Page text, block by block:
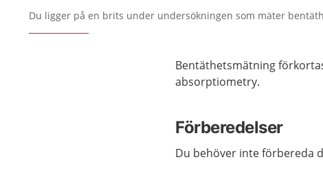
Du ligger på en brits under undersökningen som mäter
Bentäthetsmätning
absorptiometry.
Förberedelser
Du behöver inte förbereda